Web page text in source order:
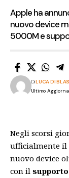
Apple ha
nuovo device
5000M e
Ultimo
DiLUCA DI
Negli scorsi
ufficialmente il
nuovo device
con il